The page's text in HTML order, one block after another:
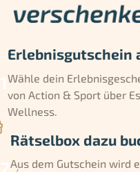
Erlebnisgutschein
Wähle dein
von Action & Sport über
Wellness.
Rätselbox dazu
Aus dem Gutschein wird